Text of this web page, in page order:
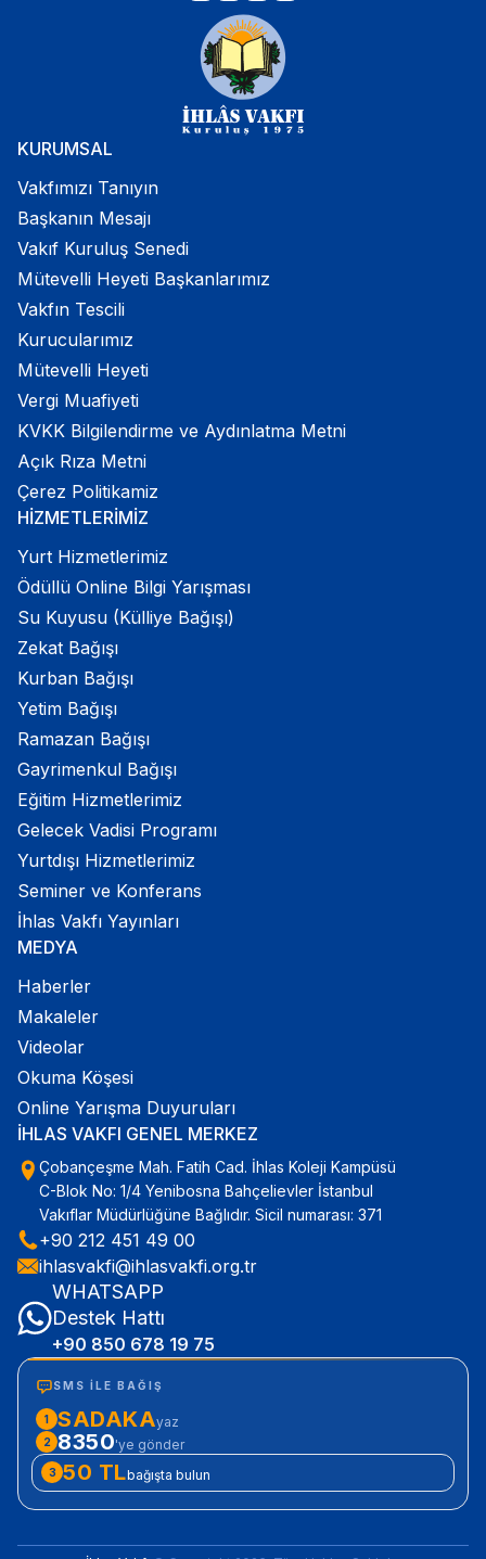
KURUMSAL
Vakfımızı Tanıyın
Başkanın Mesajı
Vakıf Kuruluş Senedi
Mütevelli Heyeti Başkanlarımız
Vakfın Tescili
Kurucularımız
Mütevelli Heyeti
Vergi Muafiyeti
KVKK Bilgilendirme ve Aydınlatma Metni
Açık Rıza Metni
Çerez Politikamiz
HİZMETLERİMİZ
Yurt Hizmetlerimiz
Ödüllü Online Bilgi Yarışması
Su Kuyusu (Külliye Bağışı)
Zekat Bağışı
Kurban Bağışı
Yetim Bağışı
Ramazan Bağışı
Gayrimenkul Bağışı
Eğitim Hizmetlerimiz
Gelecek Vadisi Programı
Yurtdışı Hizmetlerimiz
Seminer ve Konferans
İhlas Vakfı Yayınları
MEDYA
Haberler
Makaleler
Videolar
Okuma Köşesi
Online Yarışma Duyuruları
İHLAS VAKFI GENEL MERKEZ
Çobançeşme Mah. Fatih Cad. İhlas Koleji Kampüsü
C-Blok No: 1/4 Yenibosna Bahçelievler İstanbul
Vakıflar Müdürlüğüne Bağlıdır. Sicil numarası: 371
+90 212 451 49 00
ihlasvakfi@ihlasvakfi.org.tr
WHATSAPP
Destek Hattı
+90 850 678 19 75
SMS ILE BAĞIŞ
1 SADAKAyaz
2 8350'ye gönder
3 50 TLbağışta bulun